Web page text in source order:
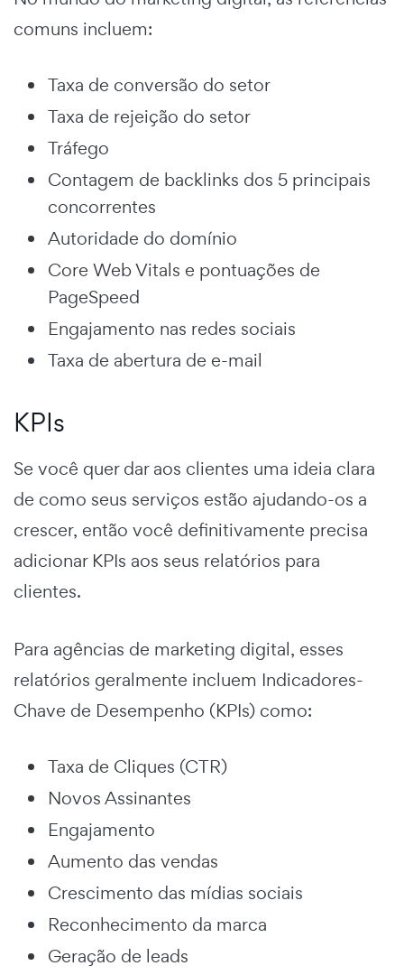
comuns incluem:
Taxa de conversão do setor
Taxa de rejeição do setor
Tráfego
Contagem de backlinks dos 5 principais
concorrentes
Autoridade do domínio
Core Web Vitals e pontuações de
PageSpeed
Engajamento nas redes sociais
Taxa de abertura de e-mail
KPIs
Se você quer dar aos clientes uma ideia clara
de como seus serviços estão ajudando-os a
crescer, então você definitivamente precisa
adicionar KPIs aos seus relatórios para
clientes.
Para agências de marketing digital, esses
relatórios geralmente incluem Indicadores-
Chave de Desempenho (KPIs) como:
Taxa de Cliques (CTR)
Novos Assinantes
Engajamento
Aumento das vendas
Crescimento das mídias sociais
Reconhecimento da marca
Geração de leads